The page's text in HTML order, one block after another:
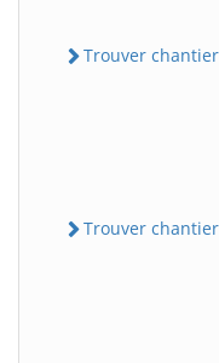
Trouver chantier
Trouver